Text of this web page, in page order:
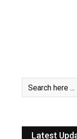
Latest